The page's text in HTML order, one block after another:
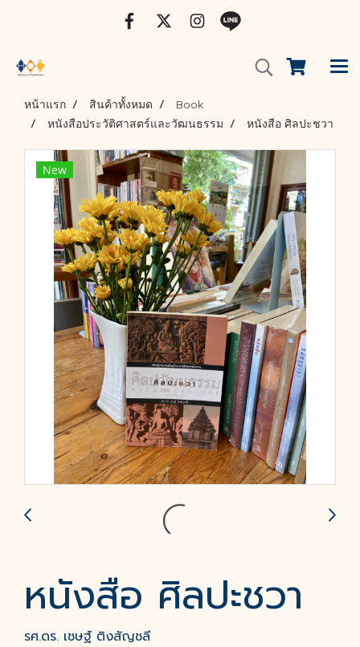
หน้าแรก สินค้าทั้งหมด
Book
หนังสือประวัติศาสตร์และวัฒนธรรม
หนังสือ ศิลปะชวา
New
หนังสือ ศิลปะชวา
รศ.ดร. เชษฐ์ ติงสัญชลี